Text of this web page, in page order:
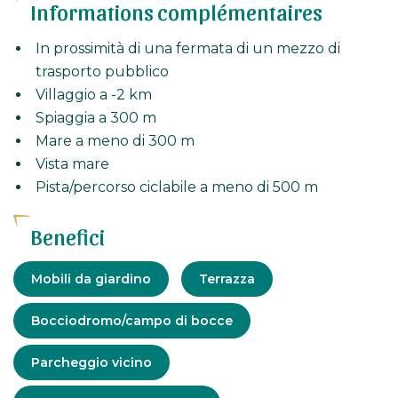
Informations complémentaires
In prossimità di una fermata di un mezzo di
trasporto pubblico
Villaggio a -2 km
Spiaggia a 300 m
Mare a meno di 300 m
Vista mare
Pista/percorso ciclabile a meno di 500 m
Benefici
Attrezzatura
Mobili da giardino Terrazza
Bocciodromo/campo di bocce
Parcheggio vicino